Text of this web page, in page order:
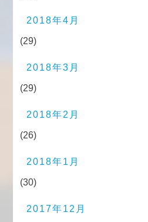
2018年4月
(29)
2018年3月
(29)
2018年2月
(26)
2018年1月
(30)
2017年12月